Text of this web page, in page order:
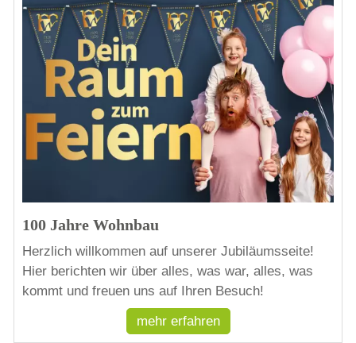
100 Jahre Wohnbau
Herzlich willkommen auf unserer Jubiläumsseite!
Hier berichten wir über alles, was war, alles, was
kommt und freuen uns auf Ihren Besuch!
mehr erfahren